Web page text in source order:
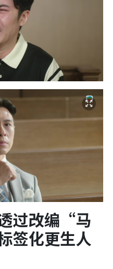
过改编“马
签化更生人